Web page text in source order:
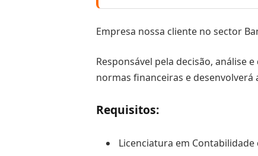
Empresa nossa cliente no sector
Responsável pela decisão, análise
normas financeiras e
Requisitos:
Licenciatura em Contabilidade